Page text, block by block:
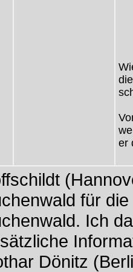
er
für
Ich
Dönitz